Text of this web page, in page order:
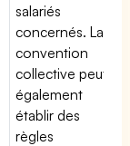
salariés
concernés. La
convention
collective peut
également
établir des
règles